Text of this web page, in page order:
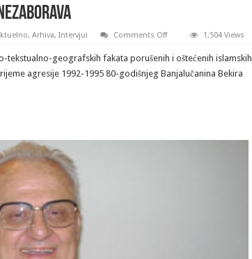
, Arhiva, Intervjui Comments Offon
BEŠIĆ
–
ČUVAR
NAŠEG
1,504 Views
tekstualno-geografskih fakata porušenih i oštećenih islamskih
agresije 1992-1995 80-godišnjeg Banjalučanina Bekira